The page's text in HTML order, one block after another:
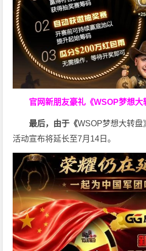
官网新朋友豪礼 《WSOP梦想大
最后，由于《WSOP梦想大转盘
活动宣布将延长至7月14日。